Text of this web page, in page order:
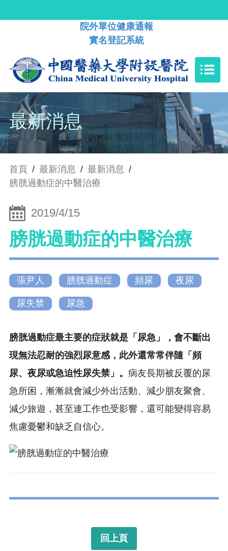
院外單位健康通報
實名登記系統
最新消息
首頁 / 最新消息 / 最新消息 /
膀胱過動症的中醫治療
2019/4/15
膀胱過動症的中醫治療
張尹人 膀胱過動症 頻尿 夜尿
尿失禁 尿急
膀胱過動症最主要的症狀就是「尿急」，會不斷出
現無法忍耐的強烈尿意感，此外還常常伴隨「頻
尿、夜尿或急迫性尿失禁」。 病友長期被反覆的尿
急所困，漸漸就會減少外出活動、減少朋友聚會、
減少旅遊，甚至連工作也受影響，還可能變得容易
焦慮憂鬱和缺乏自信心。
回上頁